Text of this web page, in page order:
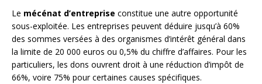
Le mécénat d’entreprise constitue une autre opportunité
sous-exploitée. Les entreprises peuvent déduire jusqu’à 60%
des sommes versées à des organismes d’intérêt général dans
la limite de 20 000 euros ou 0,5% du chiffre d’affaires. Pour les
particuliers, les dons ouvrent droit à une réduction d’impôt de
66%, voire 75% pour certaines causes spécifiques.